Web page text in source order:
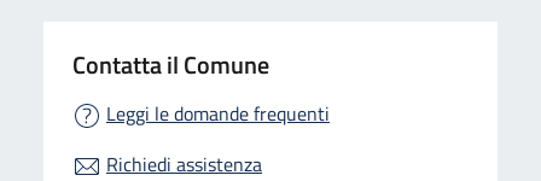
Contatta il Comune
Leggi le domande frequenti
Richiedi assistenza